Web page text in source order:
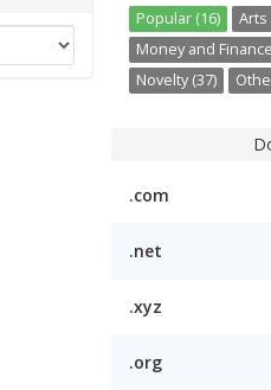
Popular (16) Arts
Money and
Novelty (37)
.com
.net
.xyz
.org